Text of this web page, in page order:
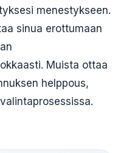
menestykseen.
sinua erottumaan
Muista ottaa
helppous,